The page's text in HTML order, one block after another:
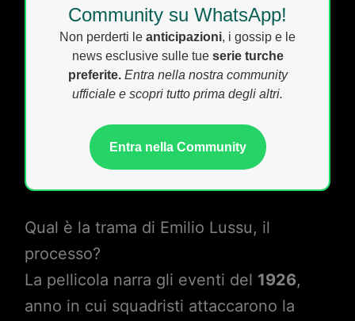
Community su WhatsApp!
Non perderti le anticipazioni, i gossip e le
news esclusive sulle tue serie turche
preferite. Entra nella nostra community
ufficiale e scopri tutto prima degli altri.
Entra nella Community
Qual è la trama di Emilio Lussu, il
processo?
La pellicola narra gli eventi del 1926,
anno in cui squadristi attaccarono la